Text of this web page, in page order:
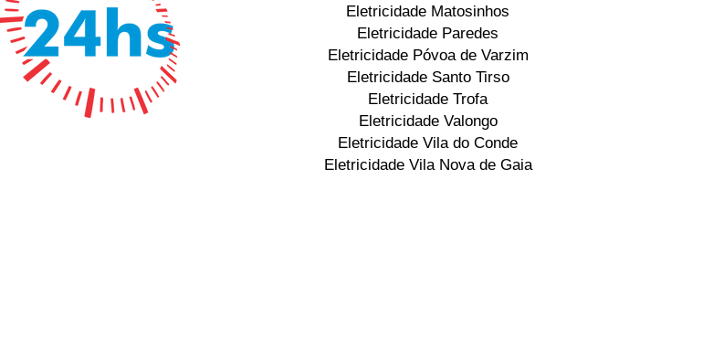
Eletricidade Matosinhos
Eletricidade Paredes
Eletricidade Póvoa de Varzim
Eletricidade Santo Tirso
Eletricidade Trofa
Eletricidade Valongo
Eletricidade Vila do Conde
Eletricidade Vila Nova de Gaia